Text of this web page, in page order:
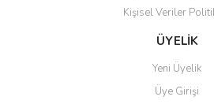
Kişisel Veriler
ÜYELİK
Yeni Üyelik
Üye Girişi